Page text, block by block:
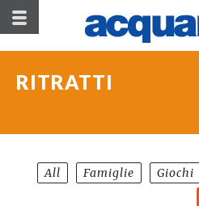
RITRATTI
All Famiglie Giochi